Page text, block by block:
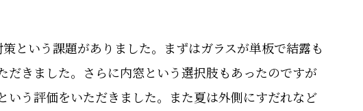
という課題がありました。まずはガラスが単板で結露も
きました。さらに内窓という選択肢もあったのですが
う評価をいただきました。また夏は外側にすだれなど